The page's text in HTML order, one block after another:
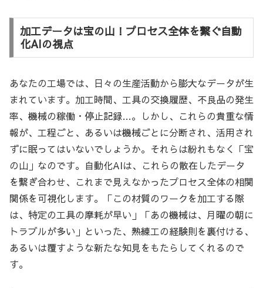
加工データは宝の山！プロセス全体を繋ぐ自動
化AIの視点
あなたの工場では、日々の生産活動から膨大なデータが生
まれています。加工時間、工具の交換履歴、不良品の発生
率、機械の稼働・停止記録…。しかし、これらの貴重な情
報が、工程ごと、あるいは機械ごとに分断され、活用され
ずに眠ってはいないでしょうか。それらは紛れもなく「宝
の山」なのです。自動化AIは、これらの散在したデータ
を繋ぎ合わせ、これまで見えなかったプロセス全体の相関
関係を可視化します。「この材質のワークを加工する際
は、特定の工具の摩耗が早い」「あの機械は、月曜の朝に
トラブルが多い」といった、熟練工の経験則を裏付ける、
あるいは覆すような新たな知見をもたらしてくれるので
す。